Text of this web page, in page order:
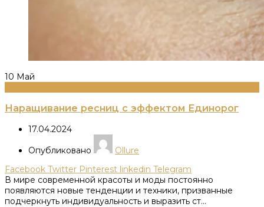
10 Май
Наращивание ресниц с эффектом Единорог
17.04.2024
Опубликовано
Ollure
Facebook Twitter Pinterest linkedin Telegram
В мире современной красоты и моды постоянно
появляются новые тенденции и техники, призванные
подчеркнуть индивидуальность и выразить ст...